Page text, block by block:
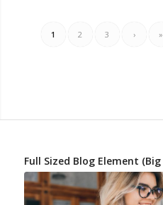
1 2 3 › »
Full Sized Blog Element (Big